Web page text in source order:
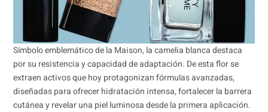
Símbolo emblemático de la Maison, la camelia blanca destaca
por su resistencia y capacidad de adaptación. De esta flor se
extraen activos que hoy protagonizan fórmulas avanzadas,
diseñadas para ofrecer hidratación intensa, fortalecer la barrera
cutánea y revelar una piel luminosa desde la primera aplicación.